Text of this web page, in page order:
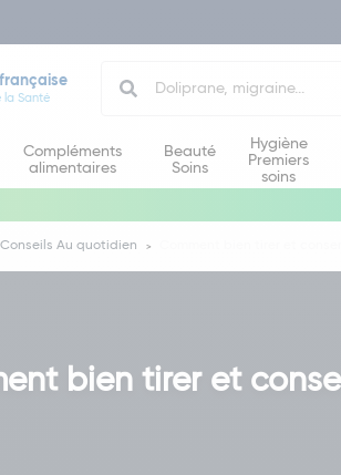
la Santé
Compléments
alimentaires
Beauté
Soins
Hygiène
Premiers
soins
Conseils Au quotidien
bien tirer et